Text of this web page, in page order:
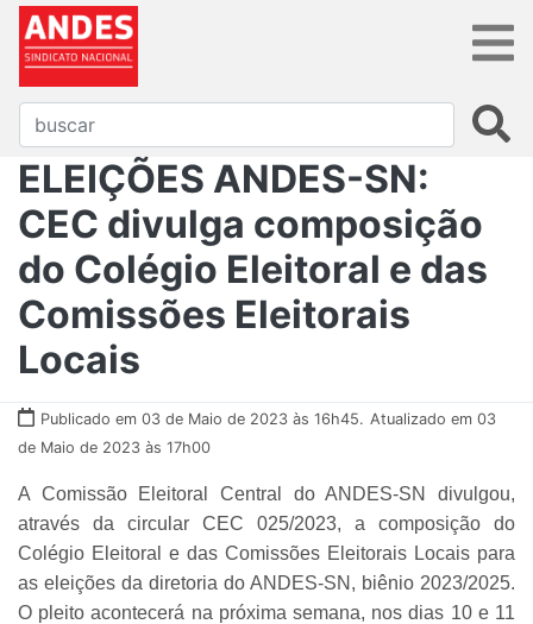
ELEIÇÕES ANDES-SN:
CEC divulga composição
do Colégio Eleitoral e das
Comissões Eleitorais
Locais
Publicado em 03 de Maio de 2023 às 16h45. Atualizado em 03
de Maio de 2023 às 17h00
A Comissão Eleitoral Central do ANDES-SN divulgou,
através da circular CEC 025/2023, a composição do
Colégio Eleitoral e das Comissões Eleitorais Locais para
as eleições da diretoria do ANDES-SN, biênio 2023/2025.
O pleito acontecerá na próxima semana, nos dias 10 e 11